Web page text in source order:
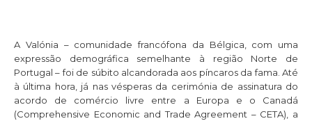
A Valónia – comunidade francófona da Bélgica, com uma
expressão demográfica semelhante à região Norte de
Portugal – foi de súbito alcandorada aos píncaros da fama. Até
à última hora, já nas vésperas da cerimónia de assinatura do
acordo de comércio livre entre a Europa e o Canadá
(Comprehensive Economic and Trade Agreement – CETA), a